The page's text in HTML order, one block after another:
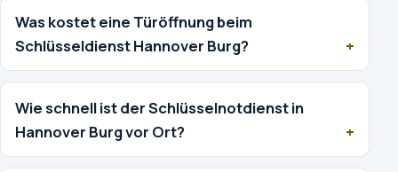
Was kostet eine Türöffnung beim
Schlüsseldienst Hannover Burg?
Wie schnell ist der Schlüsselnotdienst in
Hannover Burg vor Ort?